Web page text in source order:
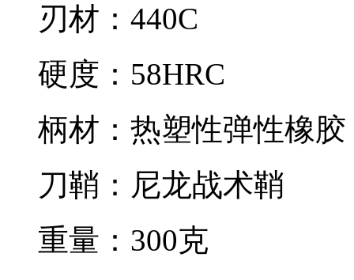
刃材：440C
硬度：58HRC
柄材：热塑性弹性橡胶
刀鞘：尼龙战术鞘
重量：300克